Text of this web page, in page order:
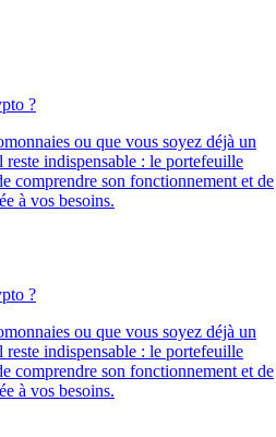
?
ou que vous soyez déjà un
indispensable : le portefeuille
comprendre son fonctionnement et de
à vos besoins.
?
ou que vous soyez déjà un
indispensable : le portefeuille
comprendre son fonctionnement et de
à vos besoins.